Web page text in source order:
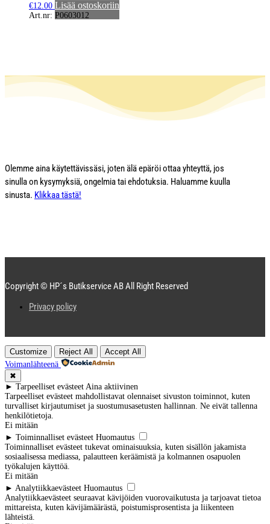
€12.00 Lisää ostoskoriin
Art.nr: P0603012
Olemme aina käytettävissäsi, joten älä epäröi ottaa yhteyttä, jos
sinulla on kysymyksiä, ongelmia tai ehdotuksia. Haluamme kuulla
sinusta. Klikkaa tästä!
Copyright © HP´s Butikservice AB All Right Reserved
Privacy policy
Customize Reject All
Accept All
Voimanlähteenä
✖
► Tarpeelliset evästeet Aina aktiivinen
Tarpeelliset evästeet mahdollistavat olennaiset sivuston toiminnot, kuten
turvalliset kirjautumiset ja suostumusasetusten hallinnan. Ne eivät tallenna
henkilötietoja.
Ei mitään
► Toiminnalliset evästeet Huomautus
Toiminnalliset evästeet tukevat ominaisuuksia, kuten sisällön jakamista
sosiaalisessa mediassa, palautteen keräämistä ja kolmannen osapuolen
työkalujen käyttöä.
Ei mitään
► Analytiikkaevästeet Huomautus
Analytiikkaevästeet seuraavat kävijöiden vuorovaikutusta ja tarjoavat tietoa
mittareista, kuten kävijämäärästä, poistumisprosentista ja liikenteen
lähteistä.